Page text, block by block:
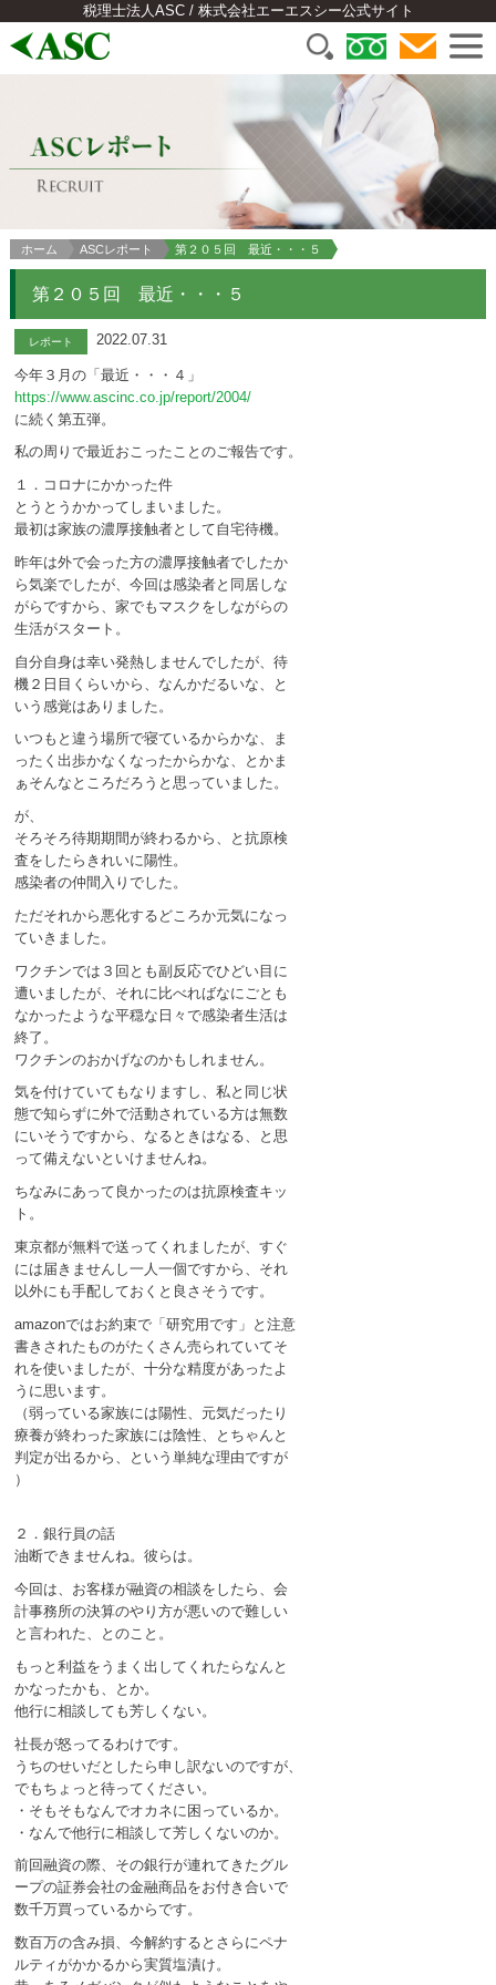
税理士法人ASC / 株式会社エーエスシー公式サイト
ホーム ASCレポート 第２０５回 最近・・・５
第２０５回 最近・・・５
レポート 2022.07.31
今年３月の「最近・・・４」
https://www.ascinc.co.jp/report/2004/
に続く第五弾。
私の周りで最近おこったことのご報告です。
１．コロナにかかった件
とうとうかかってしまいました。
最初は家族の濃厚接触者として自宅待機。
昨年は外で会った方の濃厚接触者でしたか
ら気楽でしたが、今回は感染者と同居しな
がらですから、家でもマスクをしながらの
生活がスタート。
自分自身は幸い発熱しませんでしたが、待
機２日目くらいから、なんかだるいな、と
いう感覚はありました。
いつもと違う場所で寝ているからかな、ま
ったく出歩かなくなったからかな、とかま
ぁそんなところだろうと思っていました。
が、
そろそろ待期期間が終わるから、と抗原検
査をしたらきれいに陽性。
感染者の仲間入りでした。
ただそれから悪化するどころか元気になっ
ていきました。
ワクチンでは３回とも副反応でひどい目に
遭いましたが、それに比べればなにごとも
なかったような平穏な日々で感染者生活は
終了。
ワクチンのおかげなのかもしれません。
気を付けていてもなりますし、私と同じ状
態で知らずに外で活動されている方は無数
にいそうですから、なるときはなる、と思
って備えないといけませんね。
ちなみにあって良かったのは抗原検査キッ
ト。
東京都が無料で送ってくれましたが、すぐ
には届きませんし一人一個ですから、それ
以外にも手配しておくと良さそうです。
amazonではお約束で「研究用です」と注意
書きされたものがたくさん売られていてそ
れを使いましたが、十分な精度があったよ
うに思います。
（弱っている家族には陽性、元気だったり
療養が終わった家族には陰性、とちゃんと
判定が出るから、という単純な理由ですが
）
２．銀行員の話
油断できませんね。彼らは。
今回は、お客様が融資の相談をしたら、会
計事務所の決算のやり方が悪いので難しい
と言われた、とのこと。
もっと利益をうまく出してくれたらなんと
かなったかも、とか。
他行に相談しても芳しくない。
社長が怒ってるわけです。
うちのせいだとしたら申し訳ないのですが、
でもちょっと待ってください。
・そもそもなんでオカネに困っているか。
・なんで他行に相談して芳しくないのか。
前回融資の際、その銀行が連れてきたグル
ープの証券会社の金融商品をお付き合いで
数千万買っているからです。
数百万の含み損、今解約するとさらにペナ
ルティがかかるから実質塩漬け。